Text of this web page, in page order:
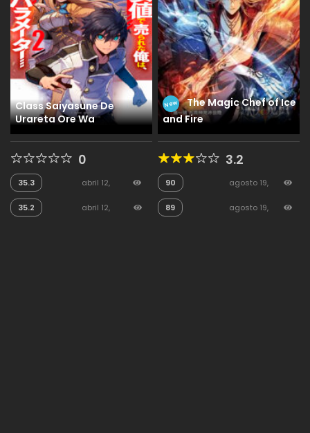
Class Saiyasune De
Urareta Ore Wa
0
35.3
abril 12,
35.2
abril 12,
New
The Magic Chef of Ice
and Fire
3.2
90
agosto 19,
89
agosto 19,